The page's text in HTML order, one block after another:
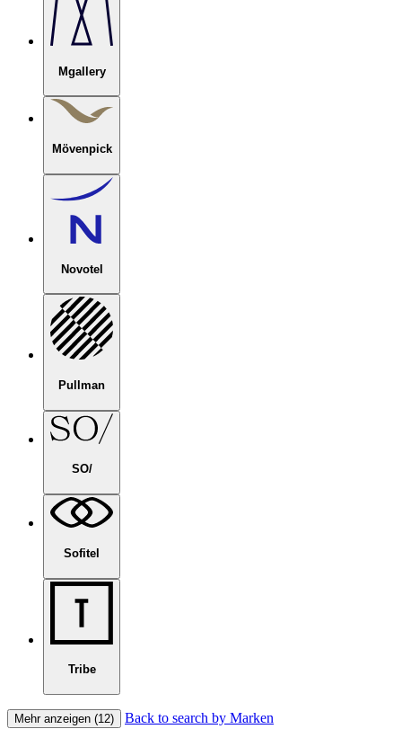
Mgallery
Mövenpick
Novotel
Pullman
SO/
Sofitel
Tribe
Mehr anzeigen (12)
Back to search by Marken